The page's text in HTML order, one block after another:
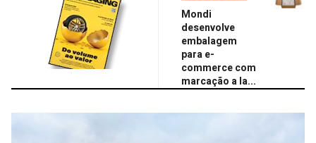
Mondi
desenvolve
embalagem
para e-
commerce com
marcação a la...